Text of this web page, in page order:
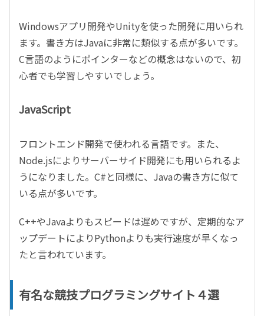
Windowsアプリ開発やUnityを使った開発に用いられ
ます。書き方はJavaに非常に類似する点が多いです。
C言語のようにポインターなどの概念はないので、初
心者でも学習しやすいでしょう。
JavaScript
フロントエンド開発で使われる言語です。また、
Node.jsによりサーバーサイド開発にも用いられるよ
うになりました。C#と同様に、Javaの書き方に似て
いる点が多いです。
C++やJavaよりもスピードは遅めですが、定期的なア
ップデートによりPythonよりも実行速度が早くなっ
たと言われています。
有名な競技プログラミングサイト４選